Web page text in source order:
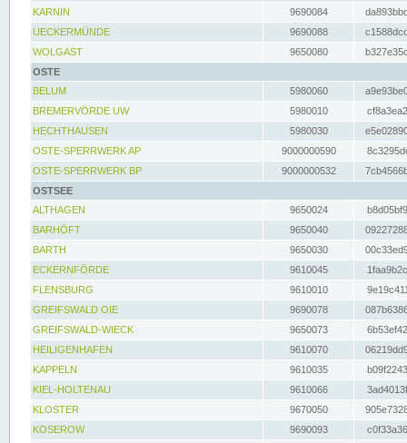
KARNIN
9690084
UECKERMÜNDE
9690088
WOLGAST
9650080
OSTE
BELUM
5980060
BREMERVÖRDE UW
5980010
HECHTHAUSEN
5980030
OSTE-SPERRWERK AP
9000000590
OSTE-SPERRWERK BP
9000000532
OSTSEE
ALTHAGEN
9650024
BARHÖFT
9650040
BARTH
9650030
ECKERNFÖRDE
9610045
FLENSBURG
9610010
GREIFSWALD OIE
9690078
GREIFSWALD-WIECK
9650073
HEILIGENHAFEN
9610070
KAPPELN
9610035
KIEL-HOLTENAU
9610066
KLOSTER
9670050
KOSEROW
9690093